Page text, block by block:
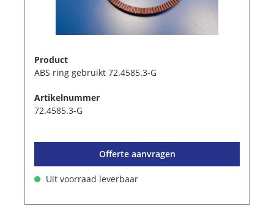
Product
ABS ring gebruikt 72.4585.3-G
Artikelnummer
72.4585.3-G
Offerte aanvragen
Uit voorraad leverbaar